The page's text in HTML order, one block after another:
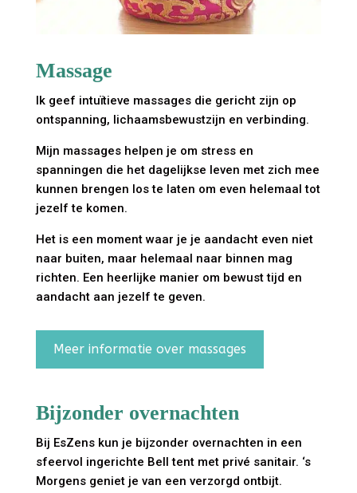
Massage
Ik geef intuïtieve massages die gericht zijn op
ontspanning, lichaamsbewustzijn en verbinding.
Mijn massages helpen je om stress en
spanningen die het dagelijkse leven met zich mee
kunnen brengen los te laten om even helemaal tot
jezelf te komen.
Het is een moment waar je je aandacht even niet
naar buiten, maar helemaal naar binnen mag
richten. Een heerlijke manier om bewust tijd en
aandacht aan jezelf te geven.
Meer informatie over massages
Bijzonder overnachten
Bij EsZens kun je bijzonder overnachten in een
sfeervol ingerichte Bell tent met privé sanitair. ‘s
Morgens geniet je van een verzorgd ontbijt.